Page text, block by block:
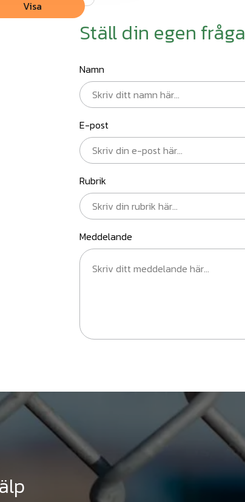
Visa
Ställ din egen fråga
Namn
E-post
Rubrik
Meddelande